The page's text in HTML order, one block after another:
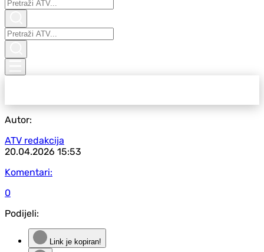
Autor:
ATV redakcija
20.04.2026 15:53
Komentari:
0
Podijeli:
Link je kopiran!